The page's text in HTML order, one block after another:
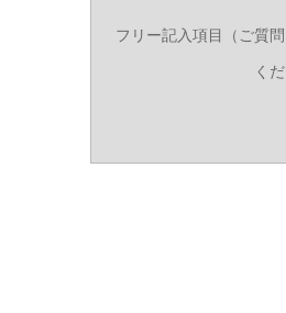
フリー記入項目（ご質
く